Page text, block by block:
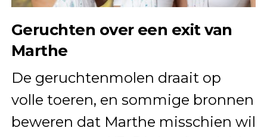
Geruchten over een exit van
Marthe
De geruchtenmolen draait op
volle toeren, en sommige bronnen
beweren dat Marthe misschien wil